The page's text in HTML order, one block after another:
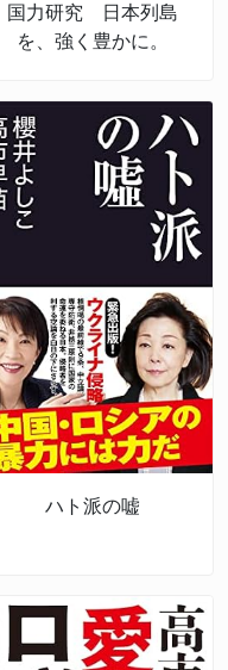
国力研究 日本列島
を、強く豊かに。
ハト派の嘘